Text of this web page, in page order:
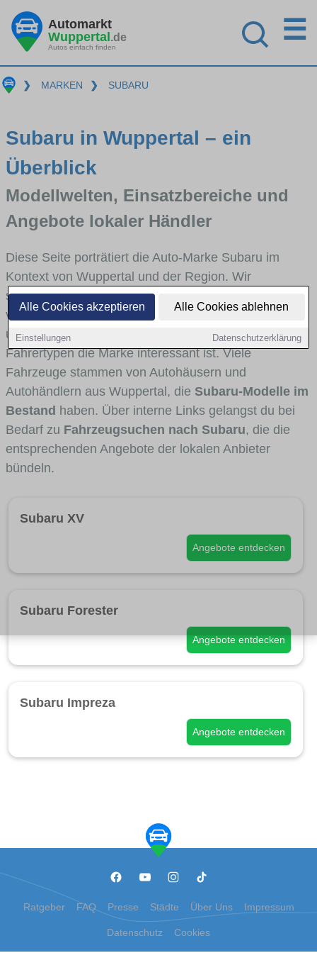
Alle Cookies akzeptieren Alle Cookies ablehnen
Einstellungen Datenschutzerklärung
Automarkt
Wuppertal.de
Autos einfach finden
☰
❯ MARKEN ❯ SUBARU
Subaru in Wuppertal – ein
Überblick
Modellwelten, Einsatzbereiche und
Angebote lokaler Händler
Diese Seite porträtiert die Auto-Marke Subaru im
Kontext von Wuppertal und der Region. Wir
skizzieren, in welchen Fahrzeugklassen Subaru stark
vertreten ist, welche Modellreihen häufig im Stadt-
und Umlandverkehr zu sehen sind und für welche
Fahrertypen die Marke interessant ist. Viele
Fahrzeuge stammen von Autohäusern und
Autohändlern aus Wuppertal, die Subaru-Modelle im
Bestand haben. Über interne Links gelangst du bei
Bedarf zu Fahrzeugsuchen nach Subaru, die die
entsprechenden Angebote der lokalen Anbieter
bündeln.
Subaru XV
Angebote entdecken
Subaru Forester
Angebote entdecken
Subaru Impreza
Angebote entdecken
Ratgeber FAQ Presse Städte Über Uns Impressum
Datenschutz Cookies